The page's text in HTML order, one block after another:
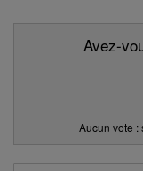
Avez-
Aucun vote :